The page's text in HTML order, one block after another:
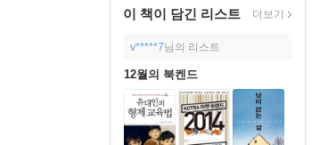
이 책이 담긴 리스트 더보기
v*****7님의 리스트
12월의 북켄드